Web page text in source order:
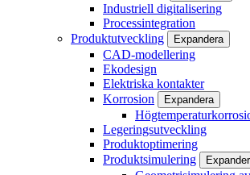
Industriell digitalisering
Processintegration
Produktutveckling
Expandera
CAD-modellering
Ekodesign
Elektriska kontakter
Korrosion
Expandera
Legeringsutveckling
Produktoptimering
Produktsimulering